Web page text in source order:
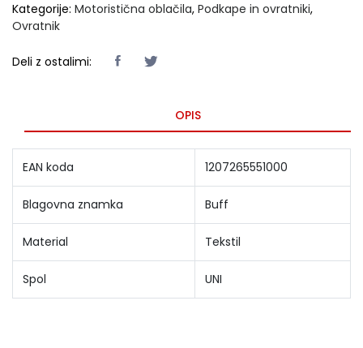
Kategorije: Motoristična oblačila, Podkape in ovratniki,
Ovratnik
Deli z ostalimi:
OPIS
EAN koda 1207265551000
Blagovna znamka Buff
Material Tekstil
Spol UNI